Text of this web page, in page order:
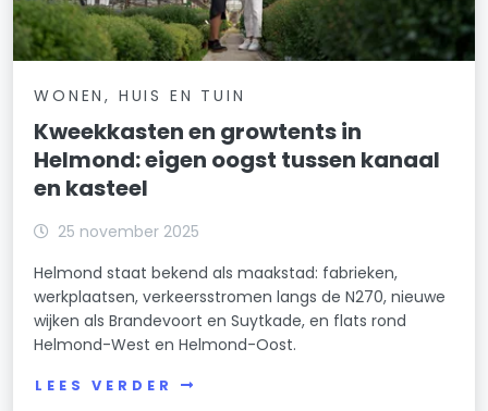
WONEN, HUIS EN TUIN
Kweekkasten en growtents in
Helmond: eigen oogst tussen kanaal
en kasteel
25 november 2025
Helmond staat bekend als maakstad: fabrieken,
werkplaatsen, verkeersstromen langs de N270, nieuwe
wijken als Brandevoort en Suytkade, en flats rond
Helmond-West en Helmond-Oost.
LEES VERDER